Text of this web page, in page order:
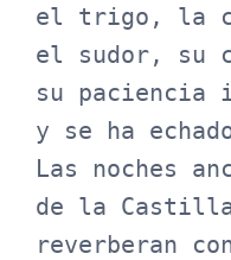
el trigo, la
el sudor, su
su paciencia
y se ha
Las noches
de la Castilla
reverberan